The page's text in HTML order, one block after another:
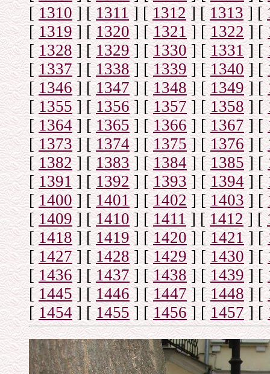
[1310] [1311] [1312] [1313] [
[1319] [1320] [1321] [1322] [
[1328] [1329] [1330] [1331] [
[1337] [1338] [1339] [1340] [
[1346] [1347] [1348] [1349] [
[1355] [1356] [1357] [1358] [
[1364] [1365] [1366] [1367] [
[1373] [1374] [1375] [1376] [
[1382] [1383] [1384] [1385] [
[1391] [1392] [1393] [1394] [
[1400] [1401] [1402] [1403] [
[1409] [1410] [1411] [1412] [
[1418] [1419] [1420] [1421] [
[1427] [1428] [1429] [1430] [
[1436] [1437] [1438] [1439] [
[1445] [1446] [1447] [1448] [
[1454] [1455] [1456] [1457] [